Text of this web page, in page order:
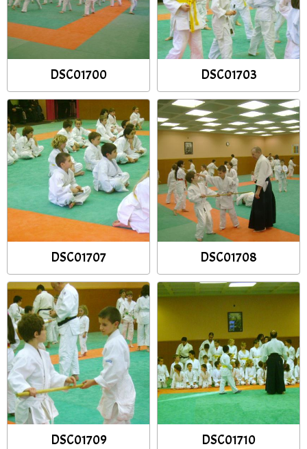
DSC01700 DSC01703
DSC01707 DSC01708
DSC01709 DSC01710